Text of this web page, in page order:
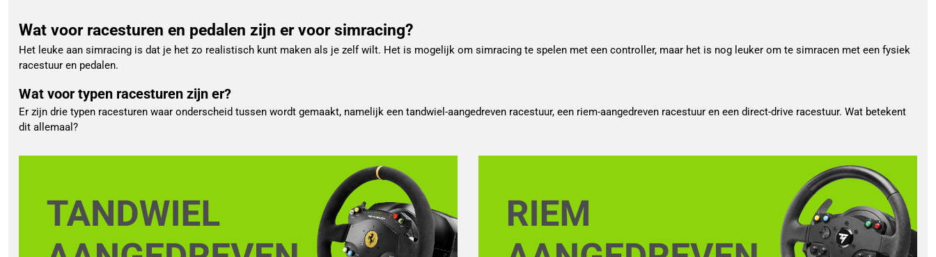
Wat voor racesturen en pedalen zijn er voor simracing?
Het leuke aan simracing is dat je het zo realistisch kunt maken als je zelf wilt. Het is mogelijk om simracing te spelen met een controller, maar het is nog leuker om te simracen met een fysiek
racestuur en pedalen.
Wat voor typen racesturen zijn er?
Er zijn drie typen racesturen waar onderscheid tussen wordt gemaakt, namelijk een tandwiel-aangedreven racestuur, een riem-aangedreven racestuur en een direct-drive racestuur. Wat betekent
dit allemaal?